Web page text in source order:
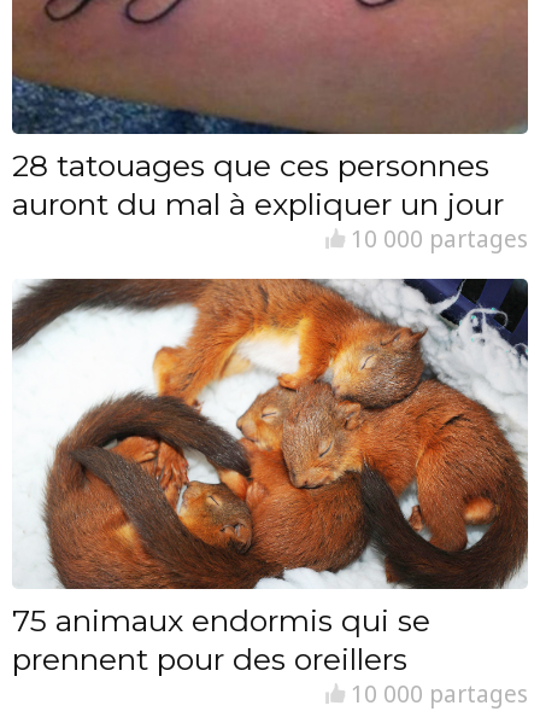
28 tatouages que ces personnes
auront du mal à expliquer un jour
10 000 partages
75 animaux endormis qui se
prennent pour des oreillers
10 000 partages